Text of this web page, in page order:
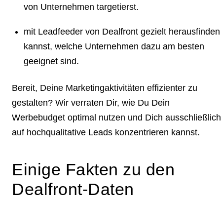
von Unternehmen targetierst.
mit Leadfeeder von Dealfront gezielt herausfinden
kannst, welche Unternehmen dazu am besten
geeignet sind.
Bereit, Deine Marketingaktivitäten effizienter zu
gestalten? Wir verraten Dir, wie Du Dein
Werbebudget optimal nutzen und Dich ausschließlich
auf hochqualitative Leads konzentrieren kannst.
Einige Fakten zu den
Dealfront-Daten